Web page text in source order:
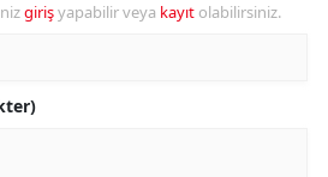
girişyapabilir veya kayıt olabilirsiniz.